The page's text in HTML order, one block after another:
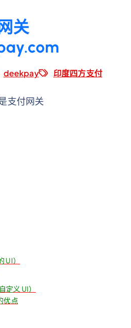
关
deekpay 印度四方支付
支付网关
UI）
定义 UI）
优点